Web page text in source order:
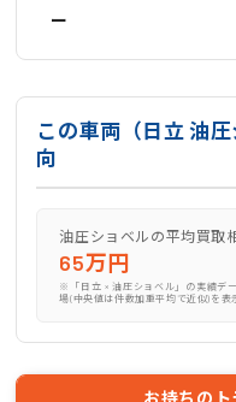
ー
この車両（日立 油
向
油圧ショベルの平均買取
65万円
※「日立 × 油圧ショベル」の実績デ
場(中央値は件数加重平均で近似)を表